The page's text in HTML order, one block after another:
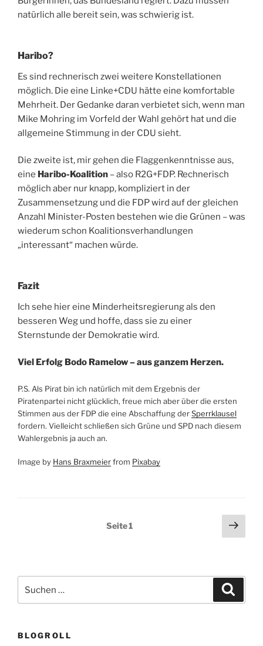
natürlich alle bereit sein, was schwierig ist.
Haribo?
Es sind rechnerisch zwei weitere Konstellationen
möglich. Die eine Linke+CDU hätte eine komfortable
Mehrheit. Der Gedanke daran verbietet sich, wenn man
Mike Mohring im Vorfeld der Wahl gehört hat und die
allgemeine Stimmung in der CDU sieht.
Die zweite ist, mir gehen die Flaggenkenntnisse aus,
eine Haribo-Koalition – also R2G+FDP. Rechnerisch
möglich aber nur knapp, kompliziert in der
Zusammensetzung und die FDP wird auf der gleichen
Anzahl Minister-Posten bestehen wie die Grünen – was
wiederum schon Koalitionsverhandlungen
„interessant“ machen würde.
Fazit
Ich sehe hier eine Minderheitsregierung als den
besseren Weg und hoffe, dass sie zu einer
Sternstunde der Demokratie wird.
Viel Erfolg Bodo Ramelow – aus ganzem Herzen.
P.S. Als Pirat bin ich natürlich mit dem Ergebnis der
Piratenpartei nicht glücklich, freue mich aber über die ersten
Stimmen aus der FDP die eine Abschaffung derSperrklausel
fordern. Vielleicht schließen sich Grüne und SPD nach diesem
Wahlergebnis ja auch an.
Image by Hans Braxmeierfrom Pixabay
Seitennummerierung
Seite1
nach:
BLOGROLL